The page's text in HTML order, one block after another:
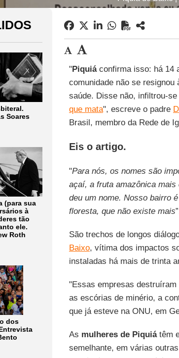
Soares
(para sua
à
tão
ele.
Roth
dos
"Piquiáconfirma isso: há 14
comunidade não se
saúde. Disse não, infiltrou-
que mata", escreve o padre
Brasil, membro da Rede de
Eis o artigo.
"Para nós, os nomes são
açaí, a fruta amazônica mais
deu um nome. Nosso bairro
floresta, que não existe mais
São trechos de longos
Baixo, vítima dos impactos
instaladas há mais de trinta
"Essas empresas
as escórias de minério, a
que já esteve na ONU, em
As mulheres de Piquiátêm
semelhante, em várias